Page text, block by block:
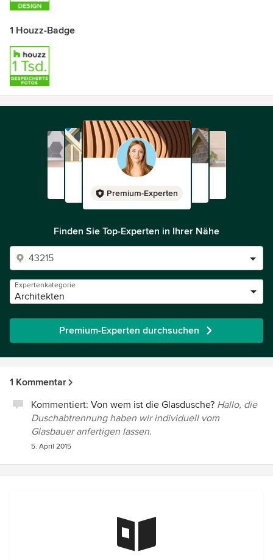
1 Houzz-Badge
Premium-Experten
Finden Sie Top-Experten in Ihrer Nähe
Expertenkategorie
Architekten
Premium-Experten durchsuchen
1 Kommentar
Kommentiert: Von wem ist die Glasdusche? Hallo, die
Duschabtrennung haben wir individuell vom
Glasbauer anfertigen lassen.
5. April 2015